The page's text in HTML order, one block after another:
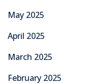
May 2025
April 2025
March 2025
February 2025